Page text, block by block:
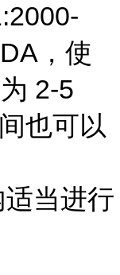
，使
2-5
也可以
当进行